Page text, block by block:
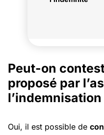
Peut-on
proposé par
Oui, il est possible de